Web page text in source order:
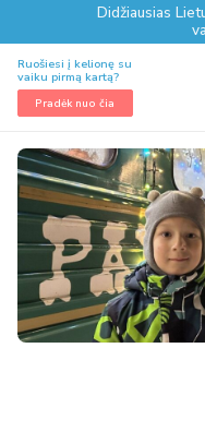
Didžiausias
Ruošiesi į kelionę su
vaiku pirmą kartą?
Pradėk nuo čia